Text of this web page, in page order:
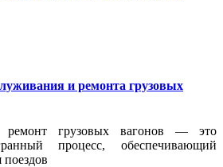
и ремонта грузовых
ремонт грузовых вагонов — это
процесс, обеспечивающий
поездов